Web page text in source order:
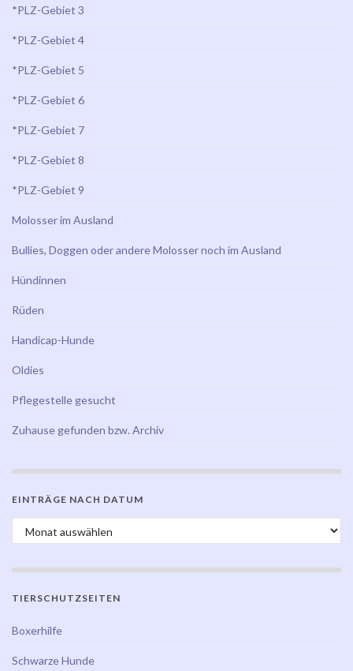
*PLZ-Gebiet 3
*PLZ-Gebiet 4
*PLZ-Gebiet 5
*PLZ-Gebiet 6
*PLZ-Gebiet 7
*PLZ-Gebiet 8
*PLZ-Gebiet 9
Molosser im Ausland
Bullies, Doggen oder andere Molosser noch im Ausland
Hündinnen
Rüden
Handicap-Hunde
Oldies
Pflegestelle gesucht
Zuhause gefunden bzw. Archiv
EINTRÄGE NACH DATUM
Einträge nach Datum
TIERSCHUTZSEITEN
Boxerhilfe
Schwarze Hunde